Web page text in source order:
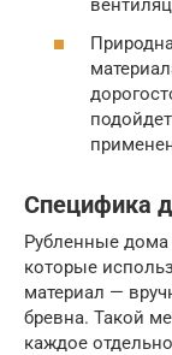
Специфика
Рубленные дома
которые
материал —
бревна. Такой
каждое